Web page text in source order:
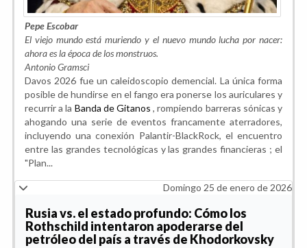
Pepe Escobar
El viejo mundo está muriendo y el nuevo mundo lucha por nacer:
ahora es la época de los monstruos.
Antonio Gramsci
Davos 2026 fue un caleidoscopio demencial. La única forma
posible de hundirse en el fango era ponerse los auriculares y
recurrir a la Banda de Gitanos , rompiendo barreras sónicas y
ahogando una serie de eventos francamente aterradores,
incluyendo una conexión Palantir-BlackRock, el encuentro
entre las grandes tecnológicas y las grandes financieras ; el
"Plan...
Domingo 25 de enero de 2026
Rusia vs. el estado profundo: Cómo los
Rothschild intentaron apoderarse del
petróleo del país a través de Khodorkovsky